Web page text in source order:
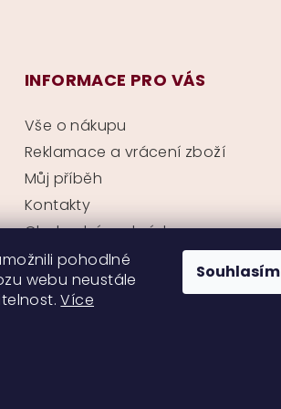
pohodlné
webu neustále
Více
Souhlasím
INFORMACE PRO VÁS
Vše o nákupu
Reklamace a vrácení zboží
Můj příběh
Kontakty
Obchodní podmínky
Ochrana soukromí